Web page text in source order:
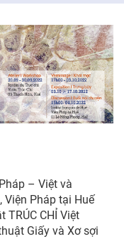
VI
VI
FR
– Việt và
Pháp tại Huế
TRÚC CHỈ Việt
Giấy và Xơ sợi